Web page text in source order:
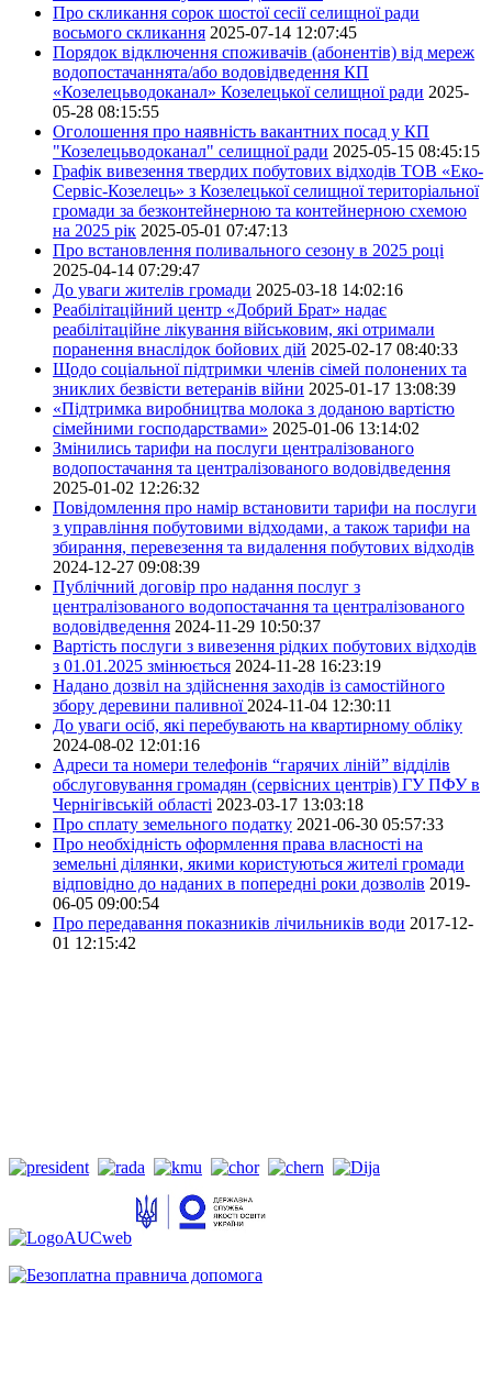
Про скликання сорок шостої сесії селищної ради
восьмого скликання 2025-07-14 12:07:45
Порядок відключення споживачів (абонентів) від мереж
водопостачаннята/або водовідведення КП
«Козелецьводоканал» Козелецької селищної ради 2025-
05-28 08:15:55
Оголошення про наявність вакантних посад у КП
"Козелецьводоканал" селищної ради 2025-05-15 08:45:15
Графік вивезення твердих побутових відходів ТОВ «Еко-
Сервіс-Козелець» з Козелецької селищної територіальної
громади за безконтейнерною та контейнерною схемою
на 2025 рік 2025-05-01 07:47:13
Про встановлення поливального сезону в 2025 році
2025-04-14 07:29:47
До уваги жителів громади 2025-03-18 14:02:16
Реабілітаційний центр «Добрий Брат» надає
реабілітаційне лікування військовим, які отримали
поранення внаслідок бойових дій 2025-02-17 08:40:33
Щодо соціальної підтримки членів сімей полонених та
зниклих безвісти ветеранів війни 2025-01-17 13:08:39
«Підтримка виробництва молока з доданою вартістю
сімейними господарствами» 2025-01-06 13:14:02
Змінились тарифи на послуги централізованого
водопостачання та централізованого водовідведення
2025-01-02 12:26:32
Повідомлення про намір встановити тарифи на послуги
з управління побутовими відходами, а також тарифи на
збирання, перевезення та видалення побутових відходів
2024-12-27 09:08:39
Публічний договір про надання послуг з
централізованого водопостачання та централізованого
водовідведення 2024-11-29 10:50:37
Вартість послуги з вивезення рідких побутових відходів
з 01.01.2025 змінюється 2024-11-28 16:23:19
Надано дозвіл на здійснення заходів із самостійного
збору деревини паливної 2024-11-04 12:30:11
До уваги осіб, які перебувають на квартирному обліку
2024-08-02 12:01:16
Адреси та номери телефонів “гарячих ліній” відділів
обслуговування громадян (сервісних центрів) ГУ ПФУ в
Чернігівській області 2023-03-17 13:03:18
Про сплату земельного податку 2021-06-30 05:57:33
Про необхідність оформлення права власності на
земельні ділянки, якими користуються жителі громади
відповідно до наданих в попередні роки дозволів 2019-
06-05 09:00:54
Про передавання показників лічильників води 2017-12-
01 12:15:42